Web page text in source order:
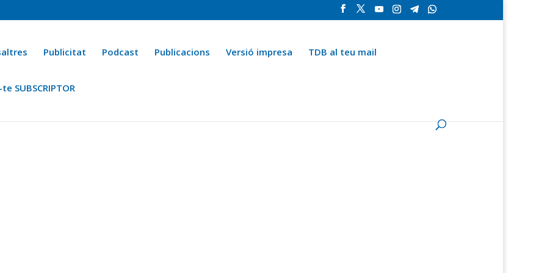
Publicitat Podcast Publicacions Versió impresa TDB al teu mail
SUBSCRIPTOR
Ara fa 25 anys